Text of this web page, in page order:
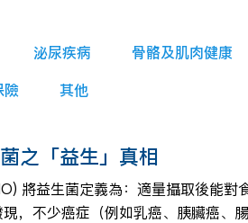
泌尿疾病 骨骼及肌肉健康
險 其他
之「益生」真相
將益生菌定義為：適量攝取後能對
，不少癌症（例如乳癌、胰臟癌、